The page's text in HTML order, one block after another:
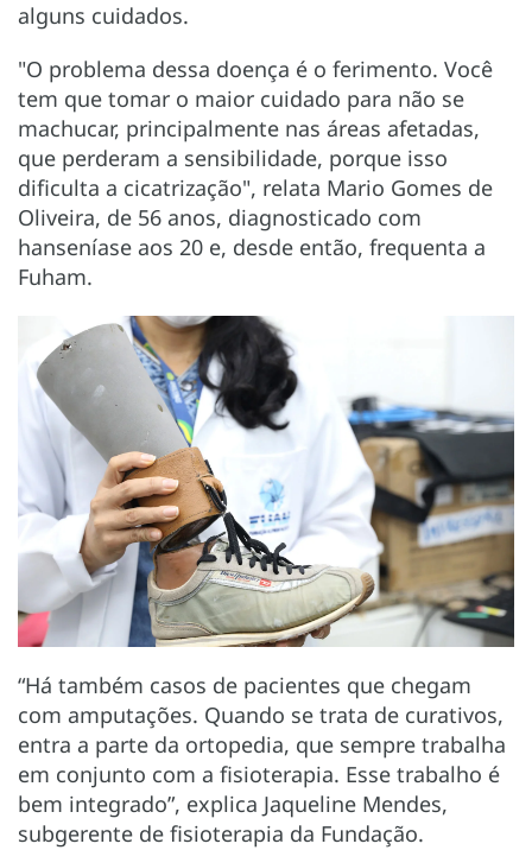
alguns cuidados.
"O problema dessa doença é o ferimento. Você
tem que tomar o maior cuidado para não se
machucar, principalmente nas áreas afetadas,
que perderam a sensibilidade, porque isso
dificulta a cicatrização", relata Mario Gomes de
Oliveira, de 56 anos, diagnosticado com
hanseníase aos 20 e, desde então, frequenta a
Fuham.
“Há também casos de pacientes que chegam
com amputações. Quando se trata de curativos,
entra a parte da ortopedia, que sempre trabalha
em conjunto com a fisioterapia. Esse trabalho é
bem integrado”, explica Jaqueline Mendes,
subgerente de fisioterapia da Fundação.